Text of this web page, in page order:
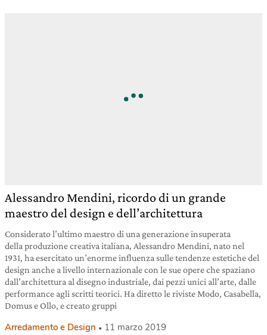
Alessandro Mendini, ricordo di un grande
maestro del design e dell’architettura
Considerato l’ultimo maestro di una generazione insuperata
della produzione creativa italiana, Alessandro Mendini, nato nel
1931, ha esercitato un’enorme influenza sulle tendenze estetiche del
design anche a livello internazionale con le sue opere che spaziano
dall’architettura al disegno industriale, dai pezzi unici all’arte, dalle
performance agli scritti teorici. Ha diretto le riviste Modo, Casabella,
Domus e Ollo, e creato gruppi
Arredamento e Design 11 marzo 2019